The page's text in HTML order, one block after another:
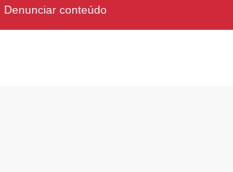
Denunciar conteúdo